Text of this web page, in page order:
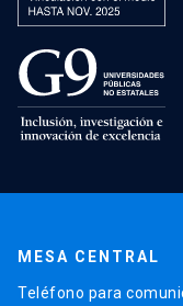
MESA CENTRAL
Teléfono para